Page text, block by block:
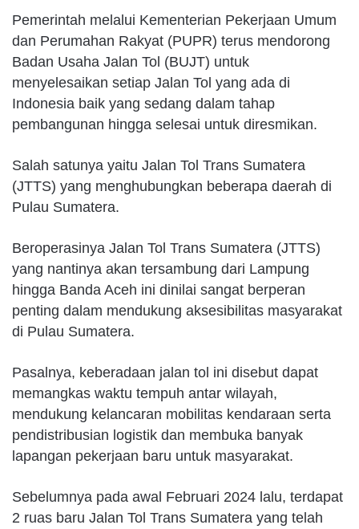
Pemerintah melalui Kementerian Pekerjaan Umum
dan Perumahan Rakyat (PUPR) terus mendorong
Badan Usaha Jalan Tol (BUJT) untuk
menyelesaikan setiap Jalan Tol yang ada di
Indonesia baik yang sedang dalam tahap
pembangunan hingga selesai untuk diresmikan.
Salah satunya yaitu Jalan Tol Trans Sumatera
(JTTS) yang menghubungkan beberapa daerah di
Pulau Sumatera.
Beroperasinya Jalan Tol Trans Sumatera (JTTS)
yang nantinya akan tersambung dari Lampung
hingga Banda Aceh ini dinilai sangat berperan
penting dalam mendukung aksesibilitas masyarakat
di Pulau Sumatera.
Pasalnya, keberadaan jalan tol ini disebut dapat
memangkas waktu tempuh antar wilayah,
mendukung kelancaran mobilitas kendaraan serta
pendistribusian logistik dan membuka banyak
lapangan pekerjaan baru untuk masyarakat.
Sebelumnya pada awal Februari 2024 lalu, terdapat
2 ruas baru Jalan Tol Trans Sumatera yang telah